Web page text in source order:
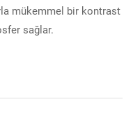
mükemmel bir kontrast
sağlar.